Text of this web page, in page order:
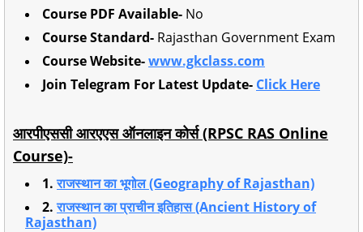
Course PDF Available- No
Course Standard- Rajasthan Government Exam
Course Website-www.gkclass.com
Join Telegram For Latest Update- Click Here
आरपीएससी आरएएस ऑनलाइन कोर्स (RPSC RAS Online
Course)-
1.राजस्थान का भूगोल (Geography of Rajasthan)
2.राजस्थान का प्राचीन इतिहास (Ancient History of
Rajasthan)